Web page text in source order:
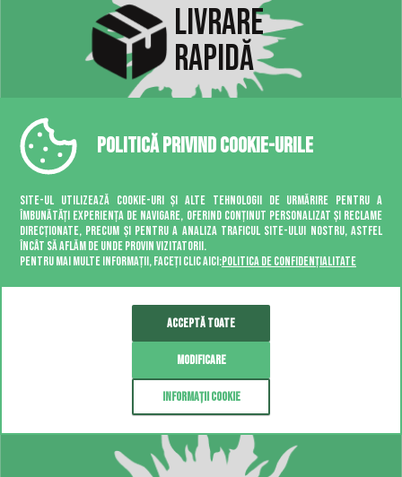
LIVRARE
RAPIDĂ
PLATĂ CU
CARDUL
Politică privind cookie-urile
Site-ul utilizează cookie-uri și alte tehnologii de urmărire pentru a
îmbunătăți experiența de navigare, oferind conținut personalizat și reclame
direcționate, precum și pentru a analiza traficul site-ului nostru, astfel
încât să aflăm de unde provin vizitatorii.
Pentru mai multe informații, faceți clic aici:Politica de confidențialitate
Acceptă toate
Modificare
Informații cookie